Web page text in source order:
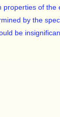
properties of
by the
be